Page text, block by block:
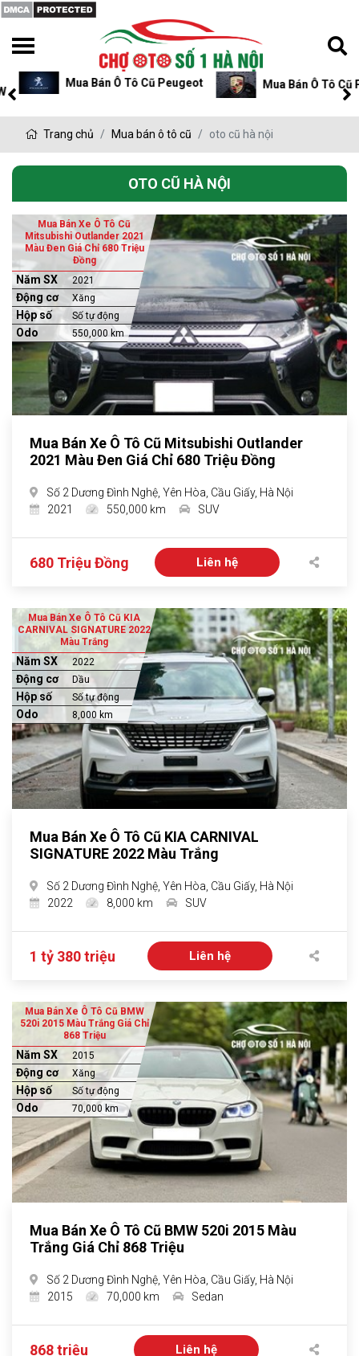
Mua Bán Ô Tô Cũ Peugeot Mua Bán Ô Tô Cũ
Trang chủ Mua bán ô tô cũ oto cũ hà nội
OTO CŨ HÀ NỘI
Mua Bán Xe Ô Tô Cũ
Mitsubishi Outlander 2021
Màu Đen Giá Chỉ 680 Triệu
Đồng
Năm SX 2021
Động cơ Xăng
Hộp số Số tự động
Odo 550,000 km
Mua Bán Xe Ô Tô Cũ Mitsubishi Outlander
2021 Màu Đen Giá Chỉ 680 Triệu Đồng
Số 2 Dương Đình Nghệ, Yên Hòa, Cầu Giấy, Hà Nội
2021
550,000 km SUV
680 Triệu Đồng Liên hệ
Mua Bán Xe Ô Tô Cũ KIA
CARNIVAL SIGNATURE 2022
Màu Trắng
Năm SX 2022
Động cơ Dầu
Hộp số Số tự động
Odo 8,000 km
Mua Bán Xe Ô Tô Cũ KIA CARNIVAL
SIGNATURE 2022 Màu Trắng
Số 2 Dương Đình Nghệ, Yên Hòa, Cầu Giấy, Hà Nội
2022
8,000 km SUV
1 tỷ 380 triệu Liên hệ
Mua Bán Xe Ô Tô Cũ BMW
520i 2015 Màu Trắng Giá Chỉ
868 Triệu
Năm SX 2015
Động cơ Xăng
Hộp số Số tự động
Odo 70,000 km
Mua Bán Xe Ô Tô Cũ BMW 520i 2015 Màu
Trắng Giá Chỉ 868 Triệu
Số 2 Dương Đình Nghệ, Yên Hòa, Cầu Giấy, Hà Nội
2015
70,000 km Sedan
868 triệu Liên hệ